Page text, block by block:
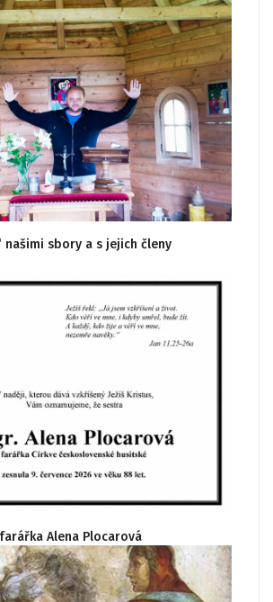
našimi sbory a s jejich členy
Alena Plocarová